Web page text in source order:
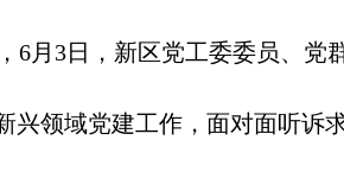
月3日，新区党工委委员、党
兴领域党建工作，面对面听诉